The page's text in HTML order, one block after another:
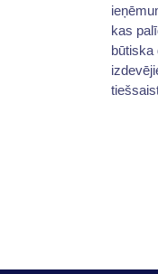
kas
būtiska